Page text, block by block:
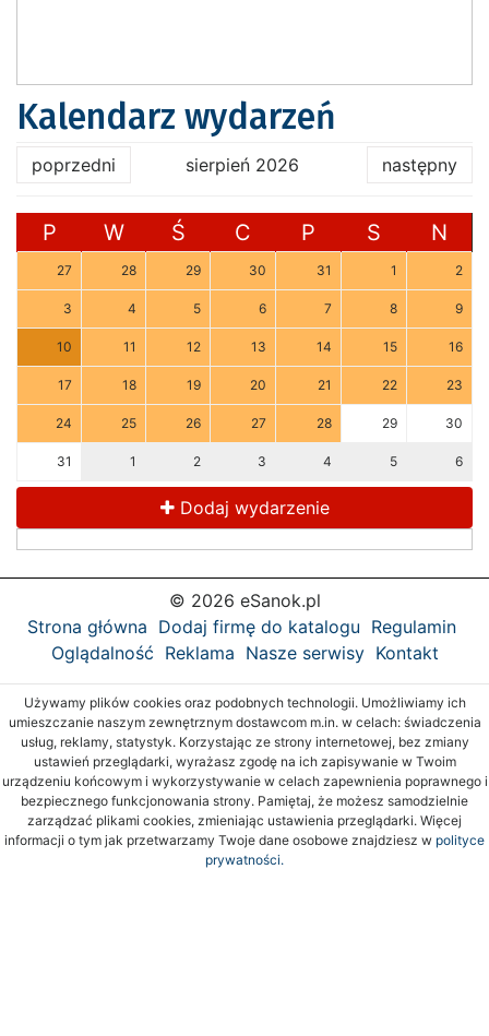
Kalendarz wydarzeń
poprzedni sierpień 2026 następny
P W Ś C P S N
27 28 29 30 31 1 2
3 4 5 6 7 8 9
10 11 12 13 14 15 16
17 18 19 20 21 22 23
24 25 26 27 28 29 30
31 1 2 3 4 5 6
Dodaj wydarzenie
© 2026 eSanok.pl
Strona główna Dodaj firmę do katalogu Regulamin
Oglądalność Reklama Nasze serwisy Kontakt
Używamy plików cookies oraz podobnych technologii. Umożliwiamy ich
umieszczanie naszym zewnętrznym dostawcom m.in. w celach: świadczenia
usług, reklamy, statystyk. Korzystając ze strony internetowej, bez zmiany
ustawień przeglądarki, wyrażasz zgodę na ich zapisywanie w Twoim
urządzeniu końcowym i wykorzystywanie w celach zapewnienia poprawnego i
bezpiecznego funkcjonowania strony. Pamiętaj, że możesz samodzielnie
zarządzać plikami cookies, zmieniając ustawienia przeglądarki. Więcej
informacji o tym jak przetwarzamy Twoje dane osobowe znajdziesz w polityce
prywatności.